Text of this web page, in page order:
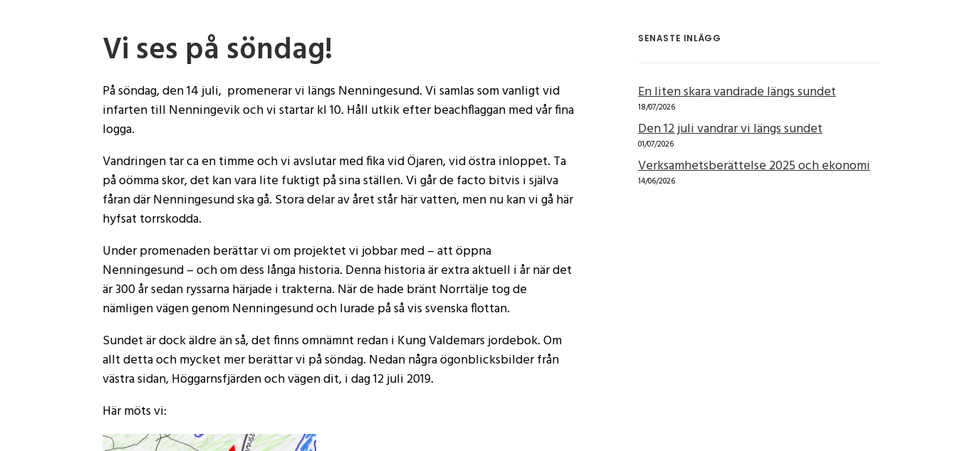
Vi ses på söndag!
På söndag, den 14 juli, promenerar vi längs Nenningesund. Vi samlas som vanligt vid
infarten till Nenningevik och vi startar kl 10. Håll utkik efter beachflaggan med vår fina
logga.
Vandringen tar ca en timme och vi avslutar med fika vid Öjaren, vid östra inloppet. Ta
på oömma skor, det kan vara lite fuktigt på sina ställen. Vi går de facto bitvis i själva
fåran där Nenningesund ska gå. Stora delar av året står här vatten, men nu kan vi gå här
hyfsat torrskodda.
Under promenaden berättar vi om projektet vi jobbar med – att öppna
Nenningesund – och om dess långa historia. Denna historia är extra aktuell i år när det
är 300 år sedan ryssarna härjade i trakterna. När de hade bränt Norrtälje tog de
nämligen vägen genom Nenningesund och lurade på så vis svenska flottan.
Sundet är dock äldre än så, det finns omnämnt redan i Kung Valdemars jordebok. Om
allt detta och mycket mer berättar vi på söndag. Nedan några ögonblicksbilder från
västra sidan, Höggarnsfjärden och vägen dit, i dag 12 juli 2019.
Här möts vi:
SENASTE INLÄGG
En liten skara vandrade längs sundet
18/07/2026
Den 12 juli vandrar vi längs sundet
01/07/2026
Verksamhetsberättelse 2025 och ekonomi
14/06/2026